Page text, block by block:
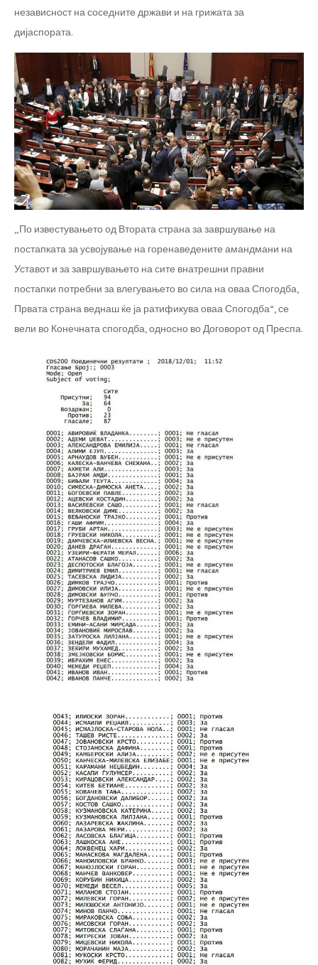
независност на соседните држави и на грижата за
дијаспората.
„По известувањето од Втората страна за завршување на
постапката за усвојување на горенаведените амандмани на
Уставот и за завршувањето на сите внатрешни правни
постапки потребни за влегувањето во сила на оваа Спогодба,
Првата страна веднаш ќе ја ратификува оваа Спогодба“, се
вели во Конечната спогодба, односно во Договорот од Преспа.